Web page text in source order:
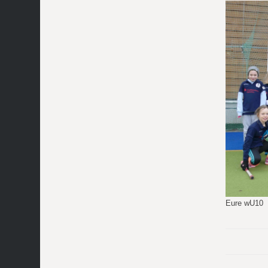
Eure wU10